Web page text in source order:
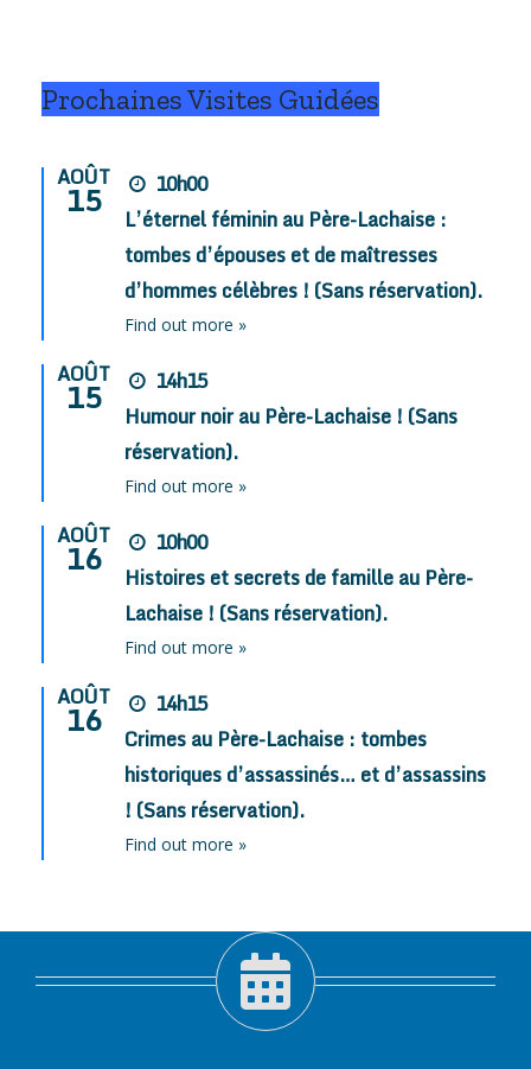
Prochaines Visites Guidées
AOÛT
15
10h00
L’éternel féminin au Père-Lachaise :
tombes d’épouses et de maîtresses
d’hommes célèbres ! (Sans réservation).
Find out more »
AOÛT
15
14h15
Humour noir au Père-Lachaise ! (Sans
réservation).
Find out more »
AOÛT
16
10h00
Histoires et secrets de famille au Père-
Lachaise ! (Sans réservation).
Find out more »
AOÛT
16
14h15
Crimes au Père-Lachaise : tombes
historiques d’assassinés… et d’assassins
! (Sans réservation).
Find out more »